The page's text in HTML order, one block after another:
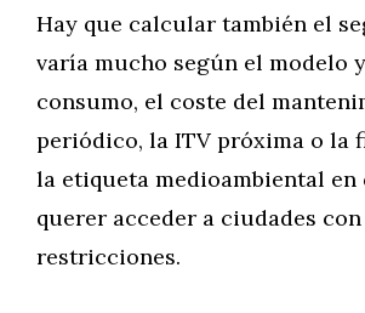
Hay que calcular también el
varía mucho según el modelo
consumo, el coste del
periódico, la ITV próxima o la
la etiqueta medioambiental en
querer acceder a ciudades con
restricciones.